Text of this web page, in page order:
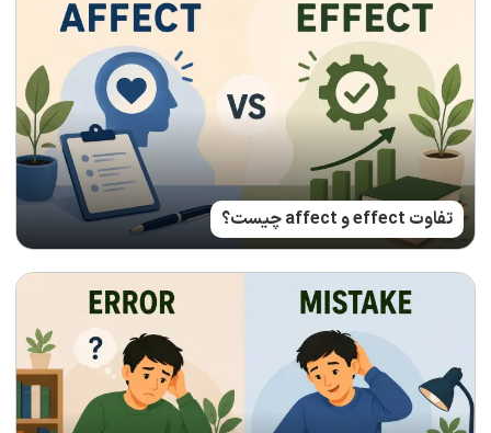
تفاوت effect و affect چیست؟